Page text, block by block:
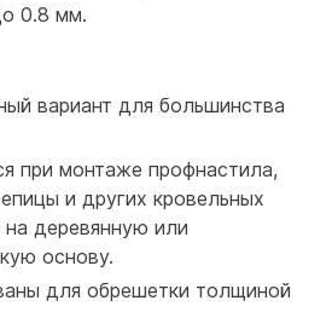
0.8 мм.
вариант для большинства
при монтаже профнастила,
и других кровельных
деревянную или
основу.
для обрешетки толщиной